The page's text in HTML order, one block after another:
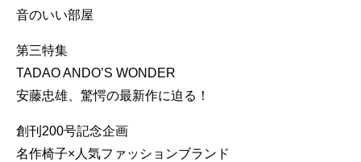
音のいい部屋
第三特集
TADAO ANDO’S WONDER
安藤忠雄、驚愕の最新作に迫る！
創刊200号記念企画
名作椅子×人気ファッションブランド